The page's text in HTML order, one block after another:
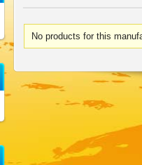
No products for this